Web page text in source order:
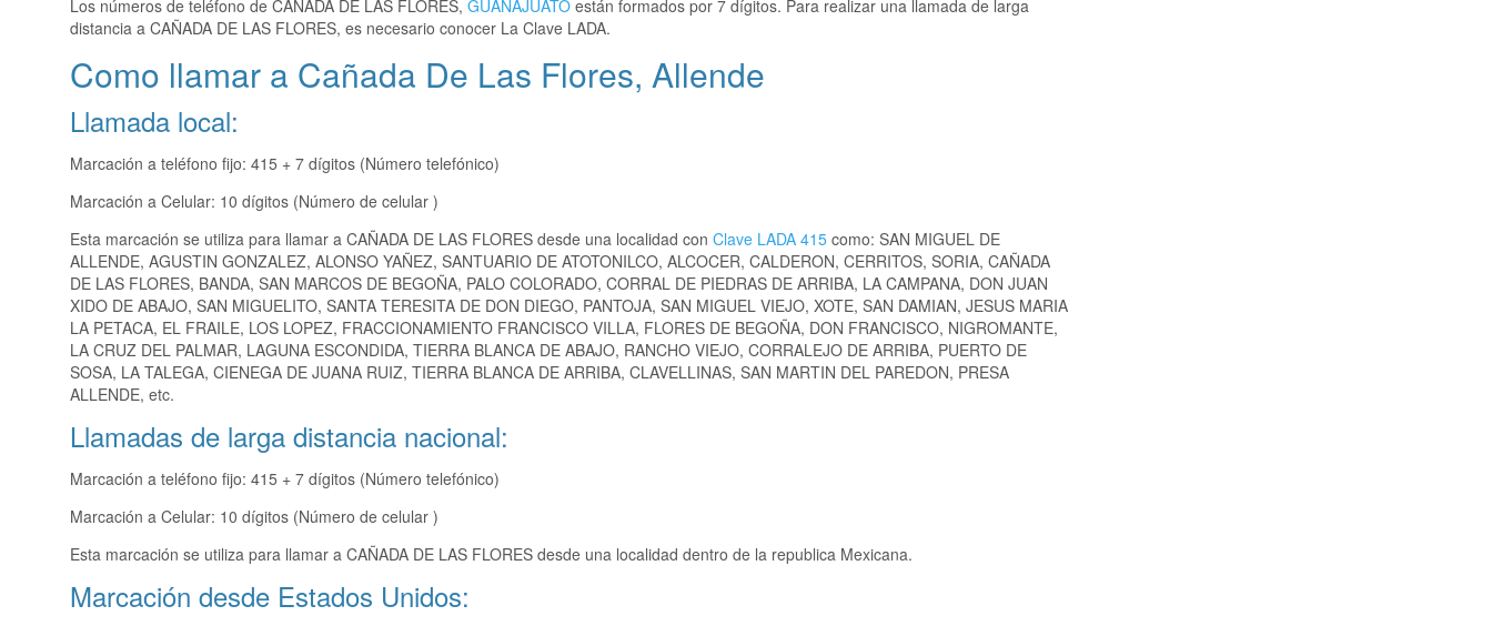
Los números de teléfono de CAÑADA DE LAS FLORES, GUANAJUATO están formados por 7 dígitos. Para realizar una llamada de larga
distancia a CAÑADA DE LAS FLORES, es necesario conocer La Clave LADA.
Como llamar a Cañada De Las Flores, Allende
Llamada local:
Marcación a teléfono fijo: 415 + 7 dígitos (Número telefónico)
Marcación a Celular: 10 dígitos (Número de celular )
Esta marcación se utiliza para llamar a CAÑADA DE LAS FLORES desde una localidad con Clave LADA 415 como: SAN MIGUEL DE
ALLENDE, AGUSTIN GONZALEZ, ALONSO YAÑEZ, SANTUARIO DE ATOTONILCO, ALCOCER, CALDERON, CERRITOS, SORIA, CAÑADA
DE LAS FLORES, BANDA, SAN MARCOS DE BEGOÑA, PALO COLORADO, CORRAL DE PIEDRAS DE ARRIBA, LA CAMPANA, DON JUAN
XIDO DE ABAJO, SAN MIGUELITO, SANTA TERESITA DE DON DIEGO, PANTOJA, SAN MIGUEL VIEJO, XOTE, SAN DAMIAN, JESUS MARIA
LA PETACA, EL FRAILE, LOS LOPEZ, FRACCIONAMIENTO FRANCISCO VILLA, FLORES DE BEGOÑA, DON FRANCISCO, NIGROMANTE,
LA CRUZ DEL PALMAR, LAGUNA ESCONDIDA, TIERRA BLANCA DE ABAJO, RANCHO VIEJO, CORRALEJO DE ARRIBA, PUERTO DE
SOSA, LA TALEGA, CIENEGA DE JUANA RUIZ, TIERRA BLANCA DE ARRIBA, CLAVELLINAS, SAN MARTIN DEL PAREDON, PRESA
ALLENDE, etc.
Llamadas de larga distancia nacional:
Marcación a teléfono fijo: 415 + 7 dígitos (Número telefónico)
Marcación a Celular: 10 dígitos (Número de celular )
Esta marcación se utiliza para llamar a CAÑADA DE LAS FLORES desde una localidad dentro de la republica Mexicana.
Marcación desde Estados Unidos: